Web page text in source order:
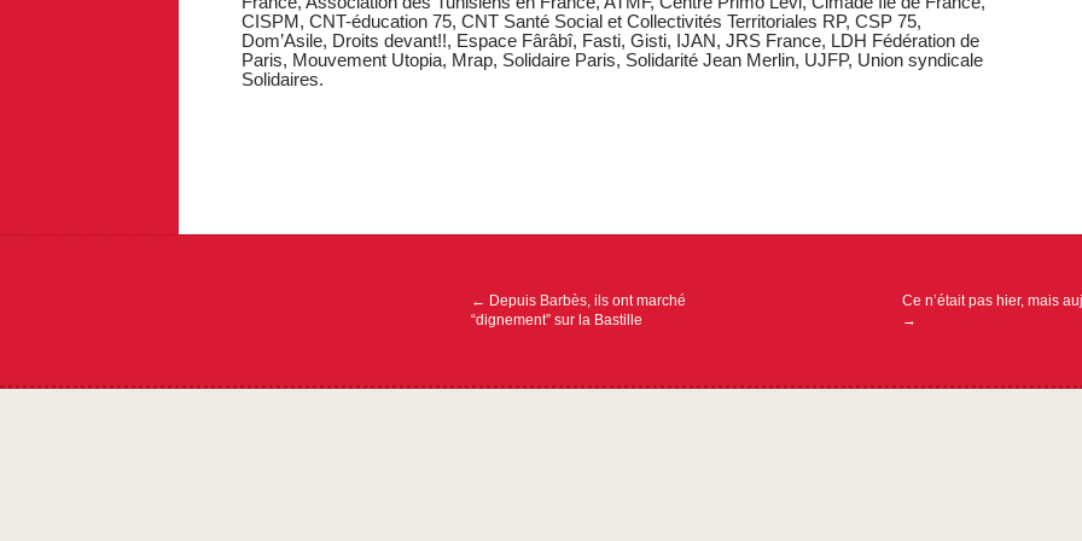
CISPM, CNT-éducation 75, CNT Santé Social et Collectivités Territoriales RP, CSP 75,
Dom’Asile, Droits devant!!, Espace Fârâbî, Fasti, Gisti, IJAN, JRS France, LDH Fédération de
Paris, Mouvement Utopia, Mrap, Solidaire Paris, Solidarité Jean Merlin, UJFP, Union syndicale
Solidaires.
Navigation
← Depuis Barbès, ils ont marché
“dignement” sur la Bastille
Ce n’était pas hier, mais
→